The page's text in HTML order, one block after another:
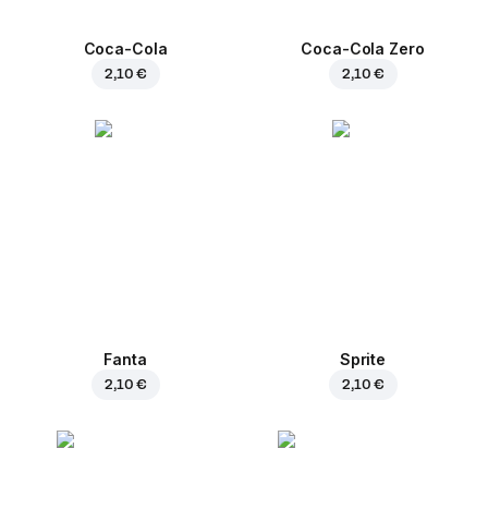
Coca-Cola
2,10 €
Coca-Cola Zero
2,10 €
Fanta
2,10 €
Sprite
2,10 €